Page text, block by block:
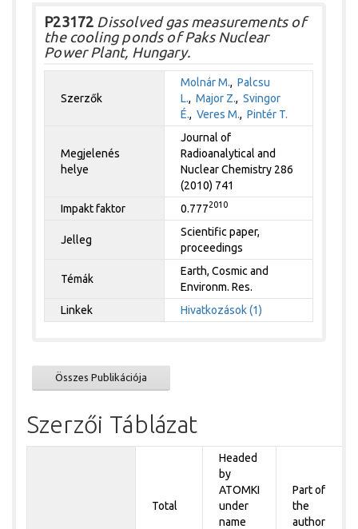
P23172 Dissolved gas measurements of
the cooling ponds of Paks Nuclear
Power Plant, Hungary.
Szerzők
Molnár M.,Palcsu
L.,Major Z.,Svingor
É.,Veres M.,Pintér T.
Megjelenés
helye
Journal of
Radioanalytical and
Nuclear Chemistry 286
(2010) 741
Impakt faktor
0.7772010
Jelleg
Scientific paper,
proceedings
Témák
Earth, Cosmic and
Environm. Res.
Linkek
Hivatkozások (1)
Összes Publikációja
Szerzői Táblázat
Total
Headed
by
ATOMKI
under
name
Part of
the
author